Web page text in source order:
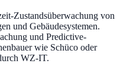
Zustandsüberwachung von
und Gebäudesystemen.
und Predictive-
wie Schüco oder
WZ-IT.